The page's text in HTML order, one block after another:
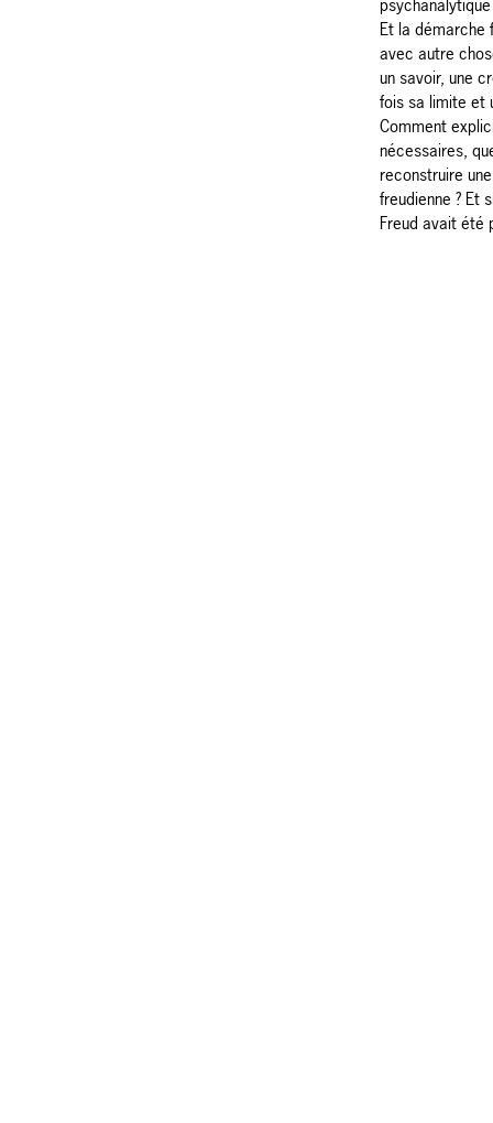
Et la démarche
avec autre
un savoir, une
fois sa limite et
Comment
nécessaires,
reconstruire
freudienne ? Et
Freud avait été